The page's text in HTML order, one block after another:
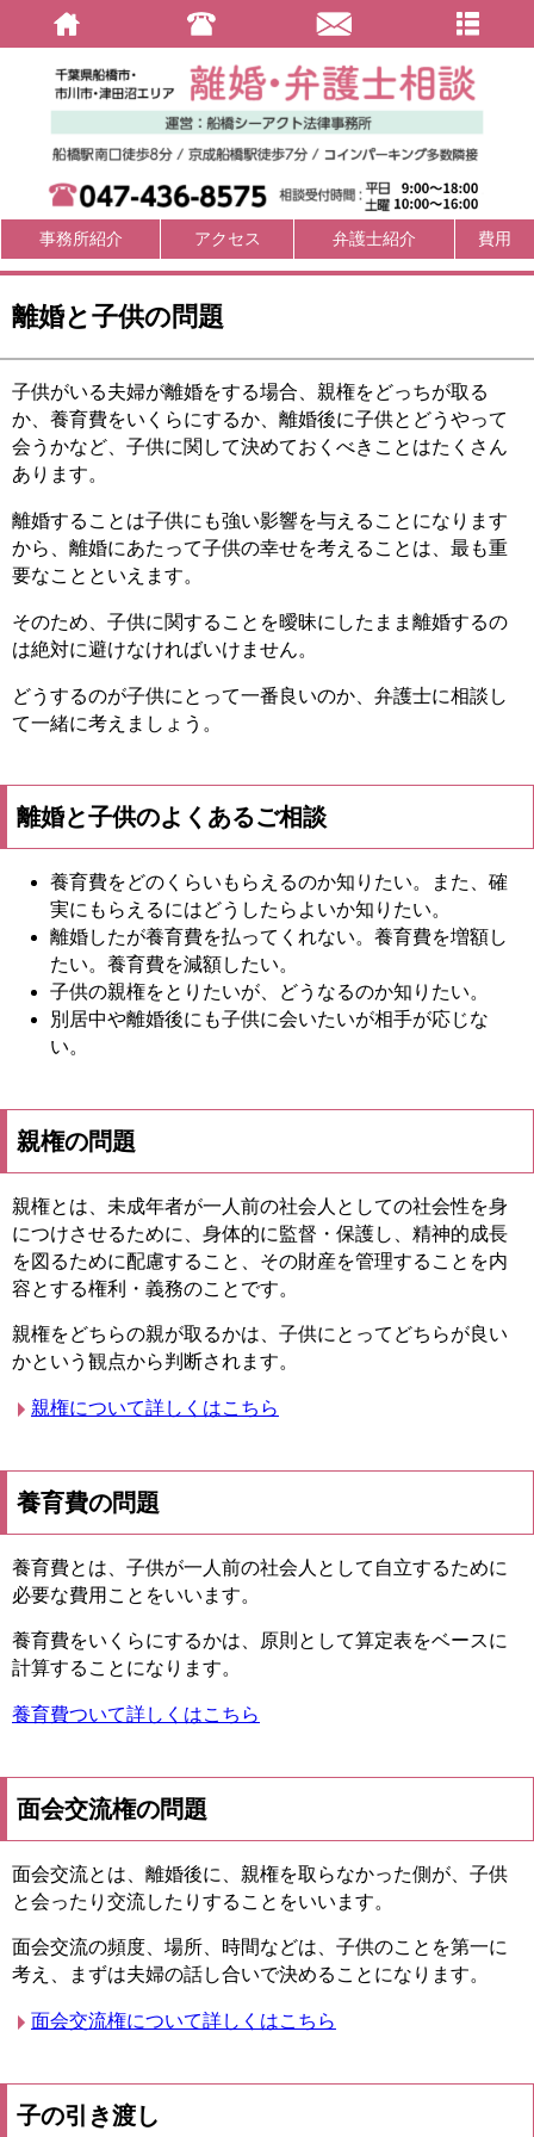
事務所紹介 アクセス 弁護士紹介 費用
離婚と子供の問題
子供がいる夫婦が離婚をする場合、親権をどっちが取る
か、養育費をいくらにするか、離婚後に子供とどうやって
会うかなど、子供に関して決めておくべきことはたくさん
あります。
離婚することは子供にも強い影響を与えることになります
から、離婚にあたって子供の幸せを考えることは、最も重
要なことといえます。
そのため、子供に関することを曖昧にしたまま離婚するの
は絶対に避けなければいけません。
どうするのが子供にとって一番良いのか、弁護士に相談し
て一緒に考えましょう。
離婚と子供のよくあるご相談
養育費をどのくらいもらえるのか知りたい。また、確
実にもらえるにはどうしたらよいか知りたい。
離婚したが養育費を払ってくれない。養育費を増額し
たい。養育費を減額したい。
子供の親権をとりたいが、どうなるのか知りたい。
別居中や離婚後にも子供に会いたいが相手が応じな
い。
親権の問題
親権とは、未成年者が一人前の社会人としての社会性を身
につけさせるために、身体的に監督・保護し、精神的成長
を図るために配慮すること、その財産を管理することを内
容とする権利・義務のことです。
親権をどちらの親が取るかは、子供にとってどちらが良い
かという観点から判断されます。
親権について詳しくはこちら
養育費の問題
養育費とは、子供が一人前の社会人として自立するために
必要な費用ことをいいます。
養育費をいくらにするかは、原則として算定表をベースに
計算することになります。
養育費ついて詳しくはこちら
面会交流権の問題
面会交流とは、離婚後に、親権を取らなかった側が、子供
と会ったり交流したりすることをいいます。
面会交流の頻度、場所、時間などは、子供のことを第一に
考え、まずは夫婦の話し合いで決めることになります。
面会交流権について詳しくはこちら
子の引き渡し